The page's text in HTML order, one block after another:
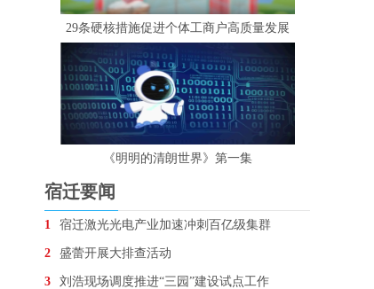
29条硬核措施促进个体工商户高质量发展
《明明的清朗世界》第一集
宿迁要闻
1 宿迁激光光电产业加速冲刺百亿级集群
2 盛蕾开展大排查活动
3 刘浩现场调度推进“三园”建设试点工作